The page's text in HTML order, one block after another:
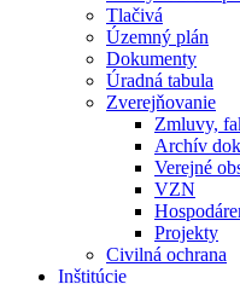
Tlačivá
Územný plán
Dokumenty
Úradná tabula
Zverejňovanie
Zmluvy,
Archív
Verejné
VZN
Projekty
Civilná ochrana
Inštitúcie